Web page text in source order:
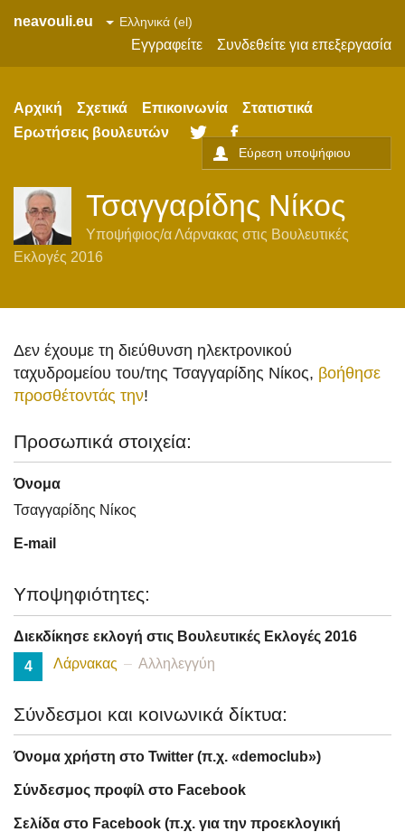
neavouli.eu
Εγγραφείτε
Συνδεθείτε για επεξεργασία
Αρχική Σχετικά Επικοινωνία
Στατιστικά
Ερωτήσεις βουλευτών
Twitter
Τσαγγαρίδης Νίκος
Υποψήφιος/αΛάρνακας στις Βουλευτικές
Εκλογές 2016
Δεν έχουμε τη διεύθυνση ηλεκτρονικού
ταχυδρομείου του/της Τσαγγαρίδης Νίκος, βοήθησε
προσθέτοντάς την!
Προσωπικά στοιχεία:
Όνομα
Τσαγγαρίδης Νίκος
E-mail
Υποψηφιότητες:
Διεκδίκησε εκλογή στις Βουλευτικές Εκλογές 2016
4
Λάρνακας Αλληλεγγύη
Σύνδεσμοι και κοινωνικά δίκτυα:
Όνομα χρήστη στο Twitter (π.χ. «democlub»)
Σύνδεσμος προφίλ στο Facebook
Σελίδα στο Facebook (π.χ. για την προεκλογική